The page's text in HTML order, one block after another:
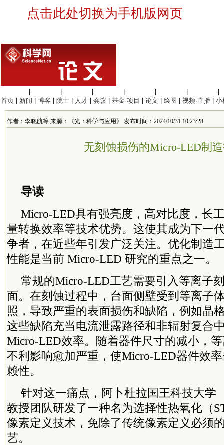
点击此处切换为手机版网页
首页
新闻 博客 院士 人才 会议 基金·项目 论文 绘图 视频·直播 小
作者：李晓航等 来源：《光：科学与应用》 发布时间：2024/10/31 10:23:28
无刻蚀损伤的Micro-LED制
导读
Micro-LED具有强亮度，高对比度，长
量转换效率等技术优势。这使其成为下一
争者，在近些年引发广泛关注。优化制造
性能是当前 Micro-LED 研究的重点之一。
常规的Micro-LED工艺需要引入等离子
面。在刻蚀过程中，台面侧壁受到等离子
照，导致严重的表面损伤和缺陷，例如晶
这些缺陷充当电流泄露路径和非辐射复合
Micro-LED效率。随着器件尺寸的减小，
不利影响愈加严重，使Micro-LED器件效
赖性。
针对这一痛点，阿卜杜拉国王科技大学
教授团队研发了一种名为选择性热氧化（
像素定义技术，免除了传统像素定义必须
艺。